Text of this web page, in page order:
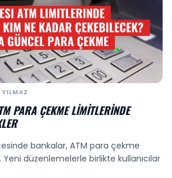
PARA ÇEKME LIMITLERINDE
bankalar, ATM para çekme
düzenlemelerle birlikte kullanıcılar